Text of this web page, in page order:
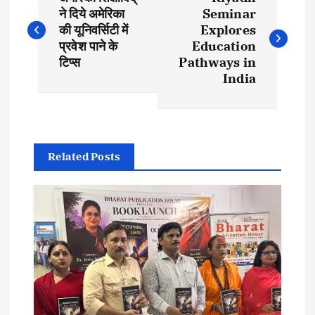
o
v
g
a
ने दिये अमेरिका
की यूनिवर्सिटी में
प्रवेश पाने के
टिप्स
Seminar
Explores
Education
Pathways in
India
Related Posts